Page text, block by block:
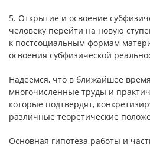
5. Открытие и освоение
человеку перейти на новую
к постсоциальным формам
освоения субфизической
Надеемся, что в ближайшее
многочисленные труды и
которые подтвердят,
различные теоретические
Основная гипотеза работы и